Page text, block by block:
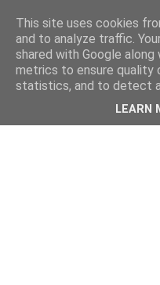
This site uses cookies
and to analyze traffic.
shared with Google
metrics to ensure quality
statistics, and to detect
LEARN